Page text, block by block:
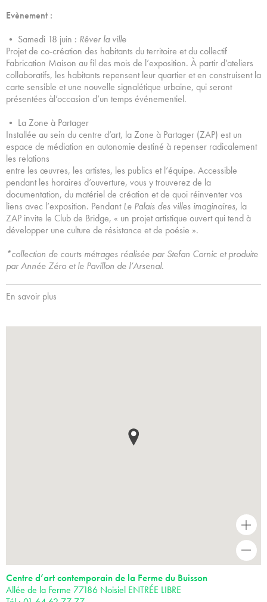
Evènement :
• Samedi 18 juin : Rêver la ville
Projet de co-création des habitants du territoire et du collectif
Fabrication Maison au fil des mois de l’exposition. À partir d’ateliers
collaboratifs, les habitants repensent leur quartier et en construisent la
carte sensible et une nouvelle signalétique urbaine, qui seront
présentées àl’occasion d’un temps événementiel.
• La Zone à Partager
Installée au sein du centre d’art, la Zone à Partager (ZAP) est un
espace de médiation en autonomie destiné à repenser radicalement
les relations
entre les œuvres, les artistes, les publics et l’équipe. Accessible
pendant les horaires d’ouverture, vous y trouverez de la
documentation, du matériel de création et de quoi réinventer vos
liens avec l’exposition. PendantLe Palais des villes imaginaires, la
ZAP invite le Club de Bridge, « un projet artistique ouvert qui tend à
développer une culture de résistance et de poésie ».
*collection de courts métrages réalisée par Stefan Cornic et produite
par Année Zéro et le Pavillon de l’Arsenal.
En savoir plus
+
Centre d’art contemporain de la Ferme du Buisson
Allée de la Ferme 77186 Noisiel ENTRÉE LIBRE